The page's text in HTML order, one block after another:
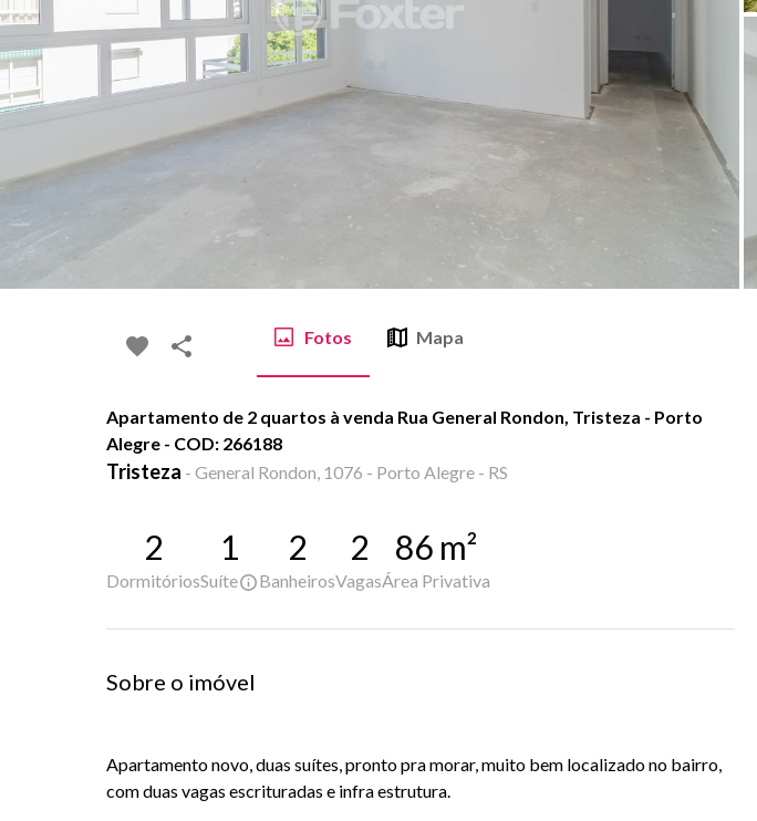
Fotos Mapa
Apartamento de 2 quartos à venda Rua General Rondon, Tristeza - Porto
Alegre - COD: 266188
Tristeza - General Rondon, 1076 - Porto Alegre - RS
2
Dormitórios
1
Suíte
2
Banheiros
2
Vagas
86 m²
Área Privativa
Sobre o imóvel
Apartamento novo, duas suítes, pronto pra morar, muito bem localizado no bairro,
com duas vagas escrituradas e infra estrutura.